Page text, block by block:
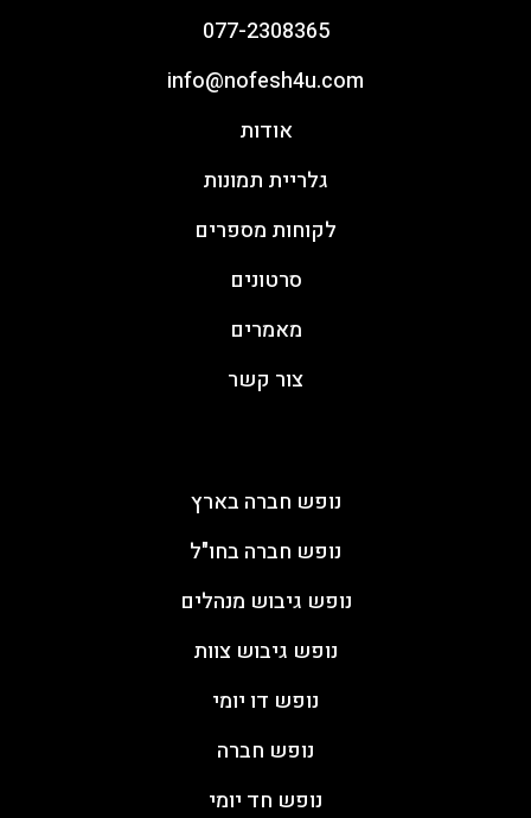
077-2308365
info@nofesh4u.com
אודות
גלריית תמונות
לקוחות מספרים
סרטונים
מאמרים
צור קשר
נופש חברה בארץ
נופש חברה בחו"ל
נופש גיבוש מנהלים
נופש גיבוש צוות
נופש דו יומי
נופש חברה
נופש חד יומי